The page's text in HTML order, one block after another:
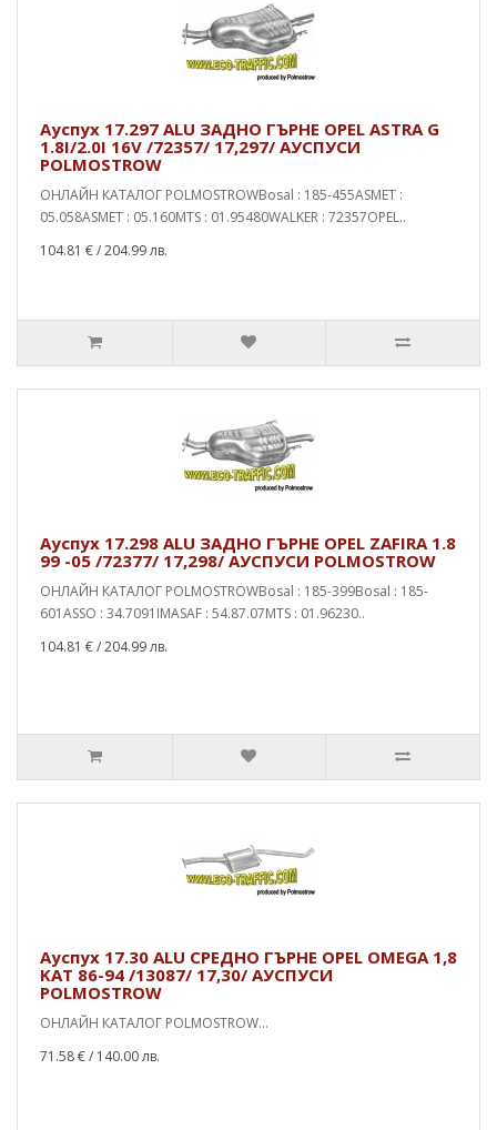
Ауспух 17.297 ALU ЗАДНО ГЪРНЕ OPEL ASTRA G
1.8I/2.0I 16V /72357/ 17,297/ АУСПУСИ
POLMOSTROW
ОНЛАЙН КАТАЛОГ POLMOSTROWBosal : 185-455ASMET :
05.058ASMET : 05.160MTS : 01.95480WALKER : 72357OPEL..
104.81 €/ 204.99 лв.
Ауспух 17.298 ALU ЗАДНО ГЪРНЕ OPEL ZAFIRA 1.8
99 -05 /72377/ 17,298/ АУСПУСИ POLMOSTROW
ОНЛАЙН КАТАЛОГ POLMOSTROWBosal : 185-399Bosal : 185-
601ASSO : 34.7091IMASAF : 54.87.07MTS : 01.96230..
104.81 €/ 204.99 лв.
Ауспух 17.30 ALU СРEДНО ГЪРНЕ OPEL OMEGA 1,8
KAT 86-94 /13087/ 17,30/ АУСПУСИ
POLMOSTROW
ОНЛАЙН КАТАЛОГ POLMOSTROW...
71.58 €/ 140.00 лв.